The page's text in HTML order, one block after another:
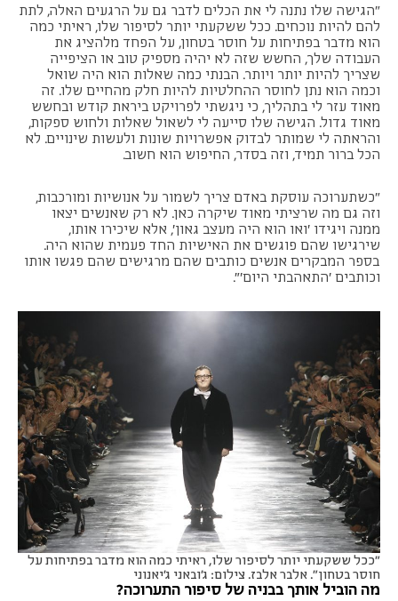
"הגישה שלו נתנה לי את הכלים לדבר גם על הרגעים האלה, לתת
להם להיות נוכחים. ככל ששקעתי יותר לסיפור שלו, ראיתי כמה
הוא מדבר בפתיחות על חוסר בטחון, על הפחד מלהציג את
העבודה שלך, החשש שזה לא יהיה מספיק טוב או הציפייה
שצריך להיות יותר ויותר. הבנתי כמה שאלות הוא היה שואל
וכמה הוא נתן לחוסר ההחלטיות להיות חלק מהחיים שלו. זה
מאוד עזר לי בתהליך, כי ניגשתי לפרויקט ביראת קודש ובחשש
מאוד גדול. הגישה שלו סייעה לי לשאול שאלות ולחוש ספקות,
והראתה לי שמותר לבדוק אפשרויות שונות ולעשות שינויים. לא
הכל ברור תמיד, וזה בסדר, החיפוש הוא חשוב.
"כשתערוכה עוסקת באדם צריך לשמור על אנושיות ומורכבות,
וזה גם מה שרציתי מאוד שיקרה כאן. לא רק שאנשים יצאו
ממנה ויגידו ׳ואו הוא היה מעצב גאון׳, אלא שיכירו אותו,
שירגישו שהם פוגשים את האישיות החד פעמית שהוא היה.
בספר המבקרים אנשים כותבים שהם מרגישים שהם פגשו אותו
וכותבים ׳התאהבתי היום׳״.
"ככל ששקעתי יותר לסיפור שלו, ראיתי כמה הוא מדבר בפתיחות על
חוסר בטחון". אלבר אלבז. צילום: ג'ובאני ג'יאנוני
מה הוביל אותך בבניה של סיפור התערוכה?